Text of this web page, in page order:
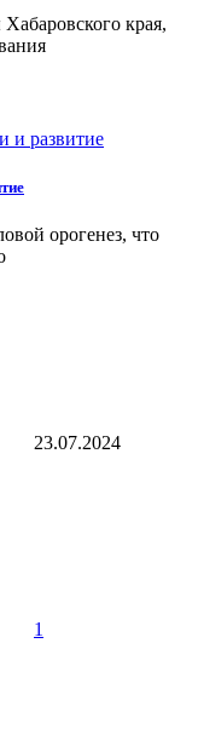
края,
орогенез, что
23.07.2024
1